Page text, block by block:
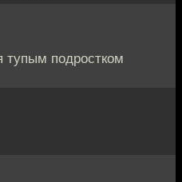
тупым подростком